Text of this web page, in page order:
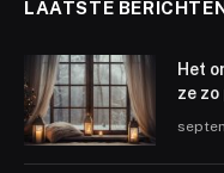
LAATSTE
Het
ze